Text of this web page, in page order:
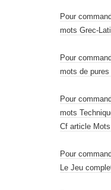
Pour
mots Grec-
Pour
mots de
Pour
mots
Cf article
Pour
Le Jeu